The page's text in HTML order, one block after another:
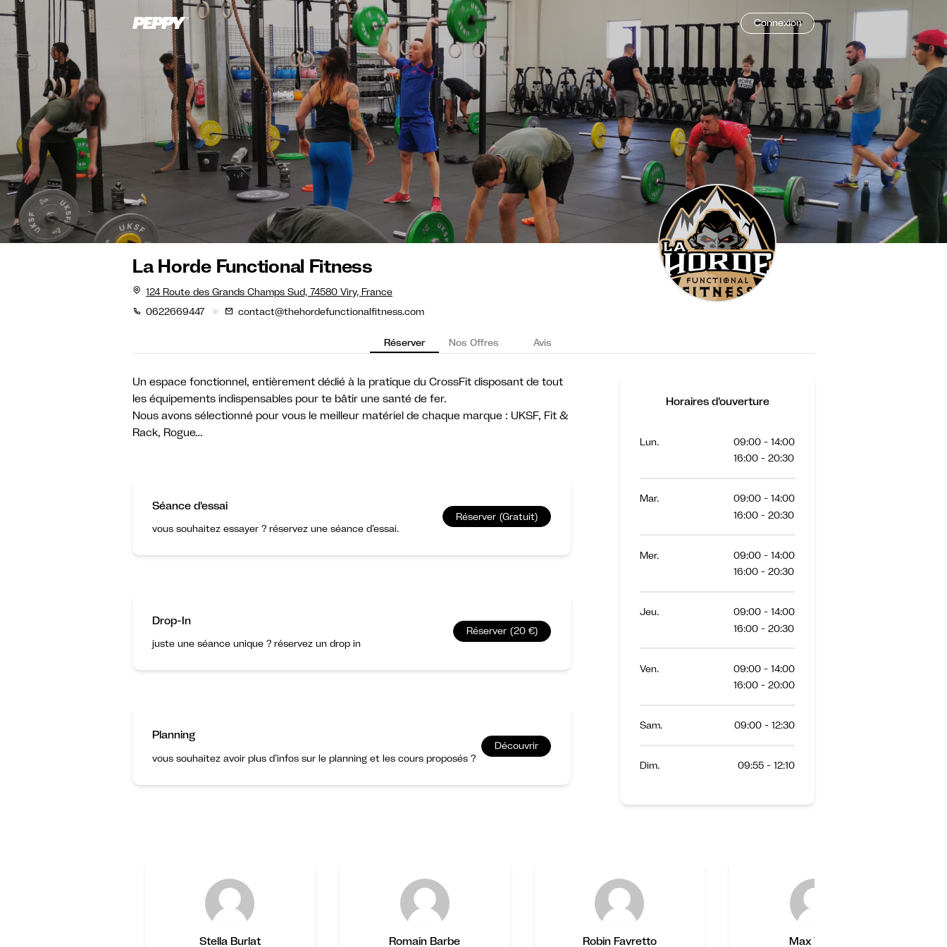
Connexion
La Horde Functional Fitness
124 Route des Grands Champs Sud, 74580 Viry, France
0622669447
contact@thehordefunctionalfitness.com
Réserver Nos Offres Avis
Un espace fonctionnel, entièrement dédié à la pratique du CrossFit disposant de tout
les équipements indispensables pour te bâtir une santé de fer.
Nous avons sélectionné pour vous le meilleur matériel de chaque marque : UKSF, Fit &
Rack, Rogue…
Séance d'essai
vous souhaitez essayer ? réservez une séance d’essai.
Réserver (Gratuit)
Drop-In
juste une séance unique ? réservez un drop in
Réserver (20 €)
Planning
vous souhaitez avoir plus d’infos sur le planning et les cours proposés ?
Découvrir
Horaires d'ouverture
Lun.
09:00 - 14:00
16:00 - 20:30
Mar.
09:00 - 14:00
16:00 - 20:30
Mer.
09:00 - 14:00
16:00 - 20:30
Jeu.
09:00 - 14:00
16:00 - 20:30
Ven.
09:00 - 14:00
16:00 - 20:00
Sam. 09:00 - 12:30
Dim. 09:55 - 12:10
Stella Burlat Romain Barbe Robin Favretto Max Tolve